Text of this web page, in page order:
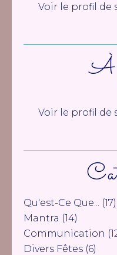
Qu'est-Ce Que... (17)
Mantra (14)
Communication
Divers Fêtes (6)
Voir le profil de
À
Voir le profil de